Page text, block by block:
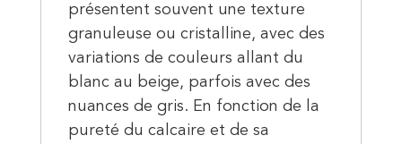
présentent souvent une texture
granuleuse ou cristalline, avec des
variations de couleurs allant du
blanc au beige, parfois avec des
nuances de gris. En fonction de la
pureté du calcaire et de sa